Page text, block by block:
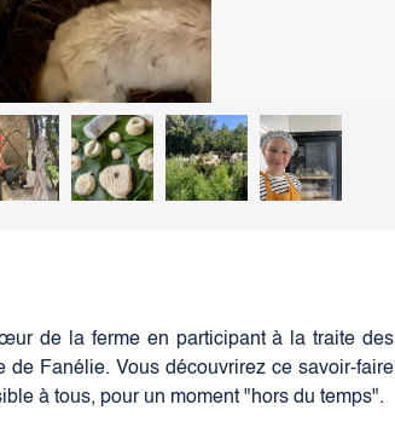
de la ferme en participant à la traite des
Fanélie. Vous découvrirez ce savoir-faire
à tous, pour un moment "hors du temps".